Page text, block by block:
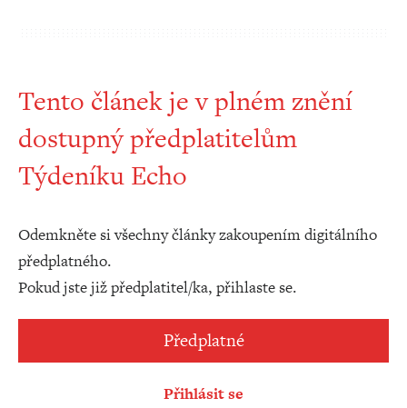
Tento článek je v plném znění
dostupný předplatitelům
Týdeníku Echo
Odemkněte si všechny články zakoupením digitálního
předplatného.
Pokud jste již předplatitel/ka, přihlaste se.
Předplatné
Přihlásit se